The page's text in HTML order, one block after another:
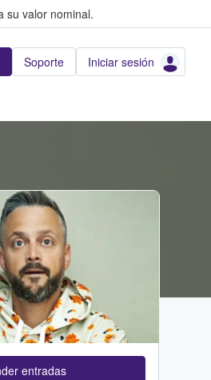
su valor nominal.
Soporte Iniciar sesión
entradas